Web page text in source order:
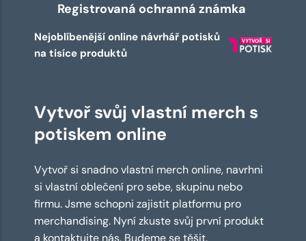
Registrovaná ochranná známka
Nejoblíbenější online návrhář potisků
na tisíce produktů
Vytvoř svůj vlastní merch s
potiskem online
Vytvoř si snadno vlastní merch online, navrhni
si vlastní oblečení pro sebe, skupinu nebo
firmu. Jsme schopni zajistit platformu pro
merchandising. Nyní zkuste svůj první produkt
a kontaktujte nás. Budeme se těšit.